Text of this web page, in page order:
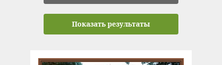
Показать результаты